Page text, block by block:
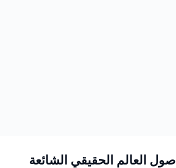
أصول العالم الحقيقي الشائعة